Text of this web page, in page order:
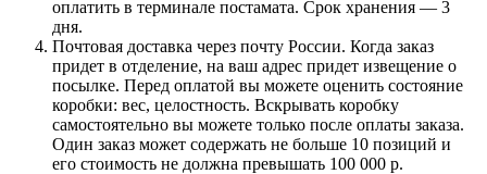
оплатить в терминале постамата. Срок хранения — 3
дня.
Почтовая доставка через почту России. Когда заказ
придет в отделение, на ваш адрес придет извещение о
посылке. Перед оплатой вы можете оценить состояние
коробки: вес, целостность. Вскрывать коробку
самостоятельно вы можете только после оплаты заказа.
Один заказ может содержать не больше 10 позиций и
его стоимость не должна превышать 100 000 р.